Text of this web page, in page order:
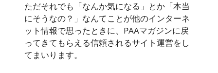
ただそれでも「なんか気になる」とか「本当
にそうなの？」なんてことが他のインターネ
ット情報で思ったときに、PAAマガジンに戻
ってきてもらえる信頼されるサイト運営をし
てまいります。